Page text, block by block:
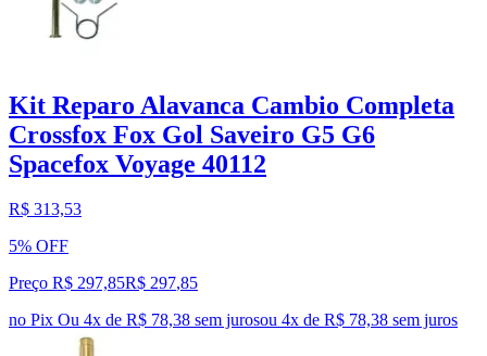
Kit Reparo Alavanca Cambio Completa
Crossfox Fox Gol Saveiro G5 G6
Spacefox Voyage 40112
R$ 313,53
5% OFF
Preço R$ 297,85R$ 297,85
no Pix Ou 4x de R$ 78,38 sem jurosou 4x de R$ 78,38 sem juros